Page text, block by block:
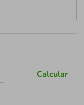
Calcular